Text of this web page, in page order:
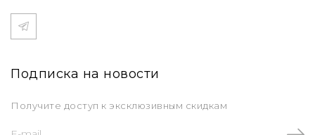
Подписка на новости
Получите доступ к эксклюзивным скидкам